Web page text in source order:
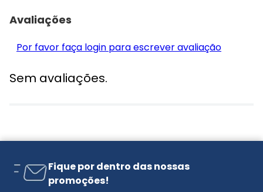
Avaliações
Por favor faça login para escrever avaliação
Sem avaliações.
Fique por dentro das nossas
promoções!